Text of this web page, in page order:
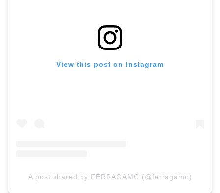
View this post on Instagram
A post shared by FERRAGAMO (@ferragamo)